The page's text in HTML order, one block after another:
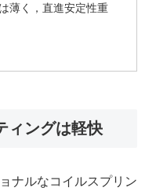
薄く，直進安定性重
ィングは軽快
ナルなコイルスプリン